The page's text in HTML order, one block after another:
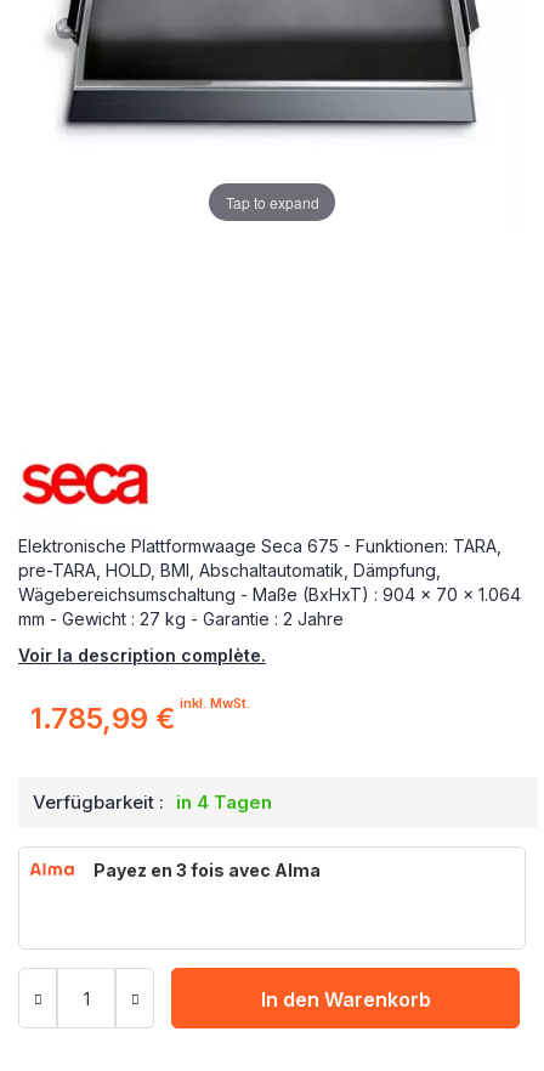
Elektronische Plattformwaage Seca 675 - Funktionen: TARA,
pre-TARA, HOLD, BMI, Abschaltautomatik, Dämpfung,
Wägebereichsumschaltung - Maße (BxHxT) : 904 x 70 x 1.064
mm - Gewicht : 27 kg - Garantie : 2 Jahre
Voir la description complète.
1.785,99 € inkl. MwSt.
Verfügbarkeit : in 4 Tagen
Payez en 3 fois avec Alma
In den Warenkorb
Tap to expand